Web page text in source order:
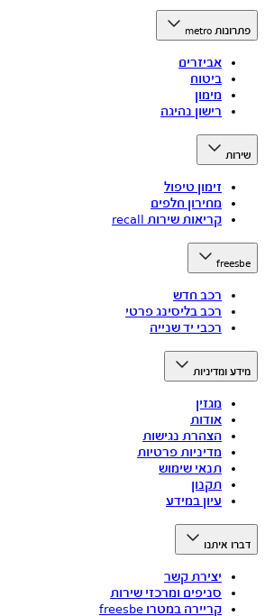
פתרונות metro
אביזרים
ביטוח
מימון
רישון נהיגה
שירות
זימון טיפול
מחירון חלפים
קריאות שירות recall
freesbe
רכב חדש
רכב בליסינג פרטי
רכבי יד שנייה
מידע ומדיניות
מגזין
אודות
הצהרת נגישות
מדיניות פרטיות
תנאי שימוש
תקנון
עיון במידע
דברו איתנו
יצירת קשר
סניפים ומרכזי שירות
קריירה במטרו freesbe